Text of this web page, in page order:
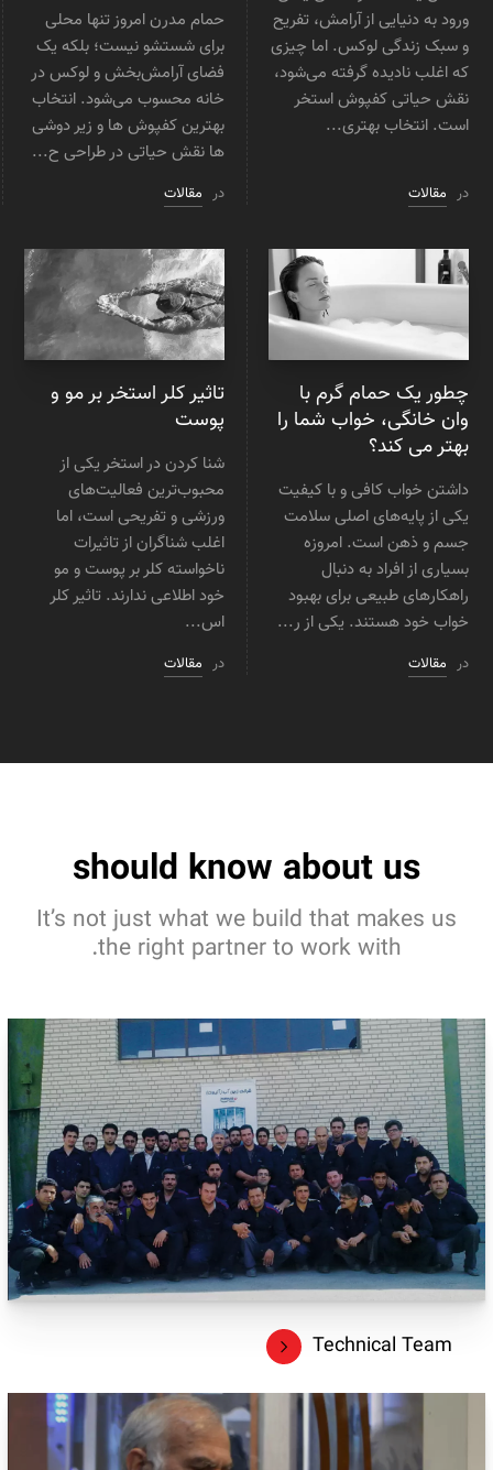
در مقالات
ورود به دنیایی از آرامش، تفریح
و سبک زندگی لوکس. اما چیزی
که اغلب نادیده گرفته می‌شود،
نقش حیاتی کفپوش استخر
است. انتخاب بهتری...
در مقالات
حمام مدرن امروز تنها محلی
برای شستشو نیست؛ بلکه یک
فضای آرامش‌بخش و لوکس در
خانه محسوب می‌شود. انتخاب
بهترین کفپوش ها و زیر دوشی
ها نقش حیاتی در طراحی ح...
در مقالات
چطور یک حمام گرم با
وان خانگی، خواب شما را
بهتر می کند؟
داشتن خواب کافی و با کیفیت
یکی از پایه‌های اصلی سلامت
جسم و ذهن است. امروزه
بسیاری از افراد به دنبال
راهکارهای طبیعی برای بهبود
خواب خود هستند. یکی از ر...
در مقالات
تاثیر کلر استخر بر مو و
پوست
شنا کردن در استخر یکی از
محبوب‌ترین فعالیت‌های
ورزشی و تفریحی است، اما
اغلب شناگران از تاثیرات
ناخواسته کلر بر پوست و مو
خود اطلاعی ندارند. تاثیر کلر
اس...
should know about us
It’s not just what we build that makes us
the right partner to work with.
Technical Team